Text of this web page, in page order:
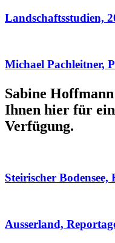
Landschaftsstudien,
Michael Pachleitner,
Sabine
Ihnen hier für
Verfügung.
Steirischer Bodensee,
Ausserland,